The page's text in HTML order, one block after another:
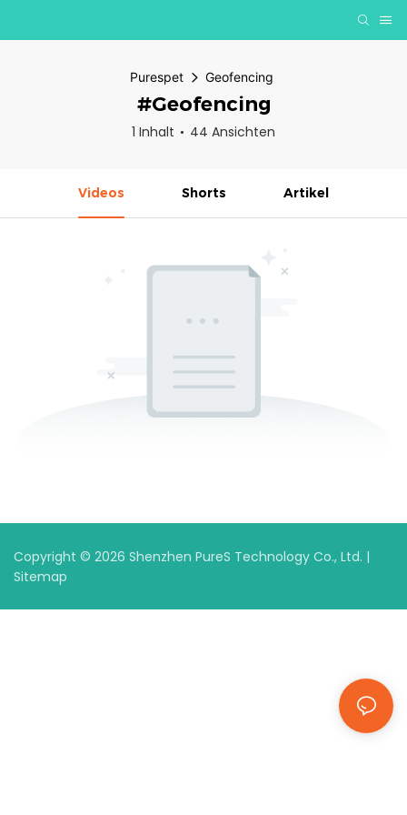
Purespet Geofencing
#Geofencing
1 Inhalt 44 Ansichten
Videos Shorts Artikel
Copyright © 2026 Shenzhen PureS Technology Co., Ltd. |
Sitemap